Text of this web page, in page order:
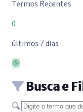
Termos Recentes
0
últimos 7 dias
Busca e
Buscar termo